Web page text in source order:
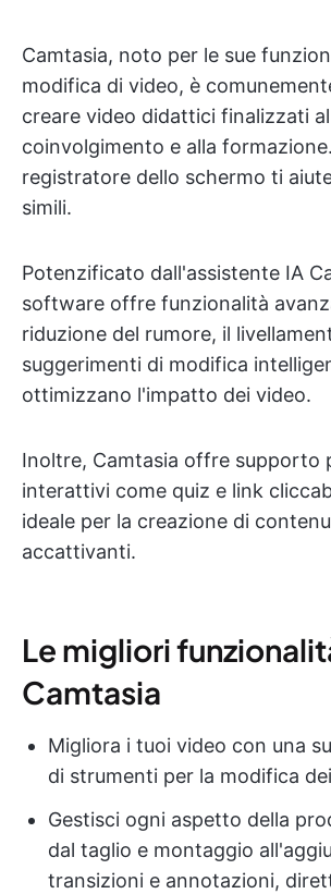
Camtasia, noto per le sue
modifica di video, è
creare video didattici finalizzati al
coinvolgimento e alla
registratore dello schermo ti
simili.
Potenzificato dall'assistente IA
software offre funzionalità
riduzione del rumore, il
suggerimenti di modifica
ottimizzano l'impatto dei video.
Inoltre, Camtasia offre supporto
interattivi come quiz e link
ideale per la creazione di
accattivanti.
Le migliori
Camtasia
Migliora i tuoi video con una
di strumenti per la modifica
Gestisci ogni aspetto della
dal taglio e montaggio
transizioni e annotazioni,